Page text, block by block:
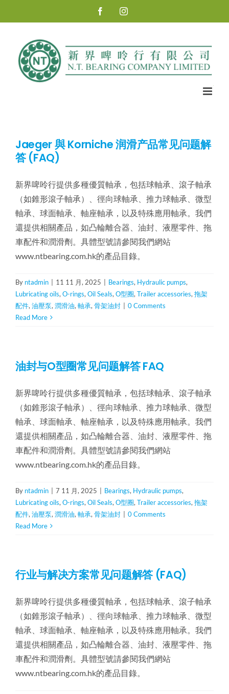
to
FacebookInstagram
Jaeger 與 Korniche 润滑产品常见问题解
答 (FAQ)
新界啤呤行提供多種優質軸承，包括球軸承、滾子軸承
（如錐形滾子軸承）、徑向球軸承、推力球軸承、微型
軸承、球面軸承、軸座軸承，以及特殊應用軸承。我們
還提供相關產品，如凸輪離合器、油封、液壓零件、拖
車配件和潤滑劑。具體型號請參閱我們網站
www.ntbearing.com.hk的產品目錄。
By ntadmin 11 11 月, 2025 Bearings, Hydraulic pumps,
Lubricating oils, O-rings, Oil Seals, O型圈, Trailer accessories, 拖架
配件, 油壓泵, 潤滑油, 軸承, 骨架油封
0 Comments
Read More
油封与O型圈常见问题解答 FAQ
新界啤呤行提供多種優質軸承，包括球軸承、滾子軸承
（如錐形滾子軸承）、徑向球軸承、推力球軸承、微型
軸承、球面軸承、軸座軸承，以及特殊應用軸承。我們
還提供相關產品，如凸輪離合器、油封、液壓零件、拖
車配件和潤滑劑。具體型號請參閱我們網站
www.ntbearing.com.hk的產品目錄。
By ntadmin 7 11 月, 2025 Bearings, Hydraulic pumps,
Lubricating oils, O-rings, Oil Seals, O型圈, Trailer accessories, 拖架
配件, 油壓泵, 潤滑油, 軸承, 骨架油封
0 Comments
Read More
行业与解决方案常见问题解答 (FAQ)
新界啤呤行提供多種優質軸承，包括球軸承、滾子軸承
（如錐形滾子軸承）、徑向球軸承、推力球軸承、微型
軸承、球面軸承、軸座軸承，以及特殊應用軸承。我們
還提供相關產品，如凸輪離合器、油封、液壓零件、拖
車配件和潤滑劑。具體型號請參閱我們網站
www.ntbearing.com.hk的產品目錄。